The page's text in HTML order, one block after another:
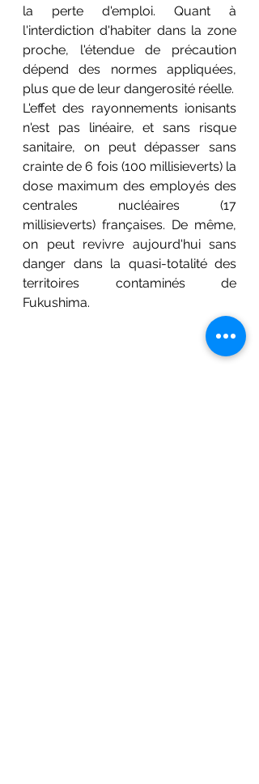
la perte d'emploi. Quant à
l'interdiction d'habiter dans la zone
proche, l'étendue de précaution
dépend des normes appliquées,
L'effet des rayonnements ionisants
n'est pas linéaire, et sans risque
sanitaire, on peut dépasser sans
crainte de 6 fois (100 millisieverts) la
dose maximum des employés des
centrales nucléaires (17
millisieverts) françaises. De même,
on peut revivre aujourd'hui sans
danger dans la quasi-totalité des
territoires contaminés de
Fukushima.